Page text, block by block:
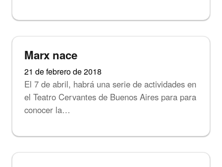
Noticias
Marx nace
21 de febrero de 2018
El 7 de abril, habrá una serie de actividades en
el Teatro Cervantes de Buenos Aires para para
conocer la…